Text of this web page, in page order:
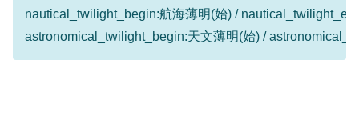
nautical_twilight_begin:航海薄明(始) /
astronomical_twilight_begin:天文薄明(始) /